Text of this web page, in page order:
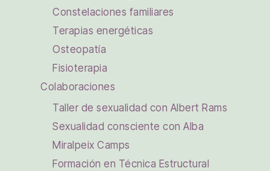
Constelaciones familiares
Terapias energéticas
Osteopatía
Fisioterapia
Colaboraciones
Taller de sexualidad con Albert Rams
Sexualidad consciente con Alba
Miralpeix Camps
Formación en Técnica Estructural